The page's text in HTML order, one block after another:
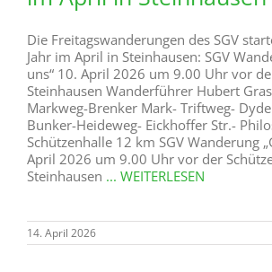
Die Freitagswanderungen des SGV
Jahr im April in Steinhausen: SGV
uns“ 10. April 2026 um 9.00 Uhr vor
Steinhausen Wanderführer Hubert
Markweg-Brenker Mark- Triftweg-
Bunker-Heideweg- Eickhoffer Str.-
Schützenhalle 12 km SGV Wanderung
April 2026 um 9.00 Uhr vor der
Steinhausen ... WEITERLESEN
14. April 2026